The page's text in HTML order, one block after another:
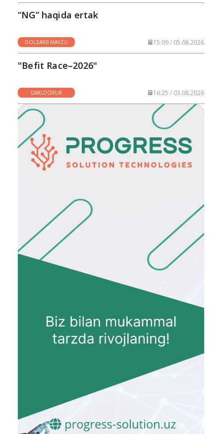
“NG” haqida ertak
DOLZARB MAVZU 15:09 / 05.08.2026
"Befit Race–2026"
DAXLDORLIK 16:25 / 03.08.2026